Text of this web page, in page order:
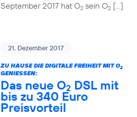
September 2017 hat O2sein O2[…]
21. Dezember 2017
ZU HAUSE DIE DIGITALE FREIHEIT MIT O2
GENIESSEN:
Das neue O2 DSL mit
bis zu 340 Euro
Preisvorteil